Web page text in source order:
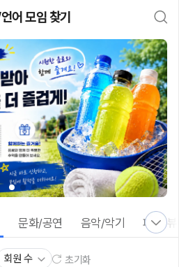
어 모임 찾기
문화/공연 음악/악기 패션/
회원 수 초기화